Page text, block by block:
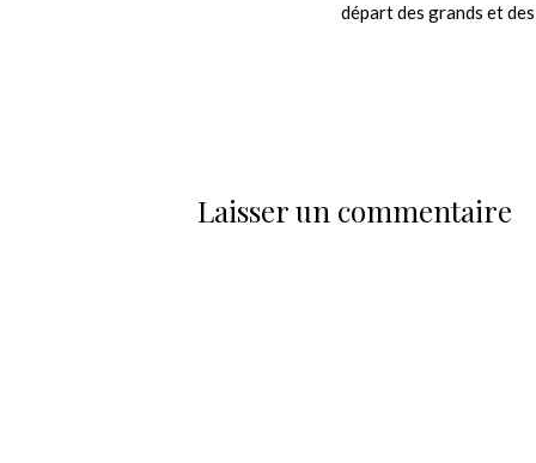
départ des grands et
Laisser un commentaire